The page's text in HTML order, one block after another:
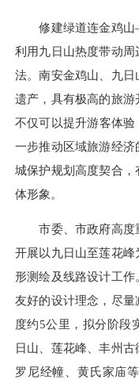
修建绿道连金鸡山—
利用九日山热度带动
法。南安金鸡山、九
遗产，具有极高的旅游
不仅可以提升游客体
一步推动区域旅游经
城保护规划高度契合
体形象。
市委、市政府高度
开展以九日山至莲花
形测绘及线路设计工
友好的设计理念，尽
度约5公里，拟分阶段
日山、莲花峰、丰州
罗尼经幢、黄氏家庙